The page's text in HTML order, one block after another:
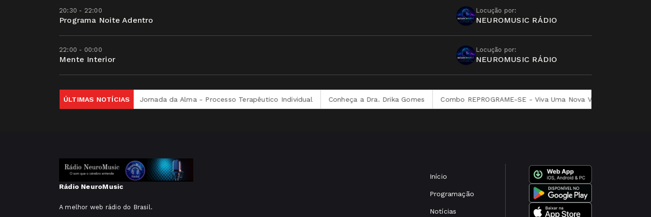
20:30 - 22:00
Programa Noite Adentro
Locução por:
NEUROMUSIC RÁDIO
22:00 - 00:00
Mente Interior
Locução por:
NEUROMUSIC RÁDIO
ÚLTIMAS NOTÍCIAS
Uma Nova Versão de Si Jornada da Alma - Processo Terapêutico Individual Conheça a Dra. Drika Gomes Combo REPROGRAME-SE - Viva Uma Nova Versão de Si
Rádio NeuroMusic
A melhor web rádio do Brasil.
Início
Programação
Notícias